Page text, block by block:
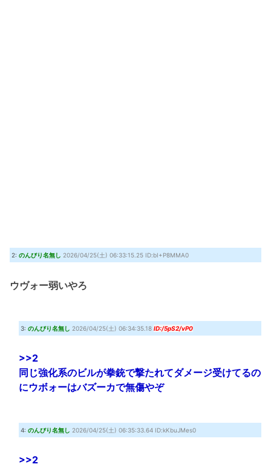
2: のんびり名無し 2026/04/25(土) 06:33:15.25 ID:bI+P8MMA0
ウヴォー弱いやろ
3: のんびり名無し 2026/04/25(土) 06:34:35.18 ID:/5pS2/vP0
>>2
同じ強化系のビルが拳銃で撃たれてダメージ受けてるの
にウボォーはバズーカで無傷やぞ
4: のんびり名無し 2026/04/25(土) 06:35:33.64 ID:kKbuJMes0
>>2